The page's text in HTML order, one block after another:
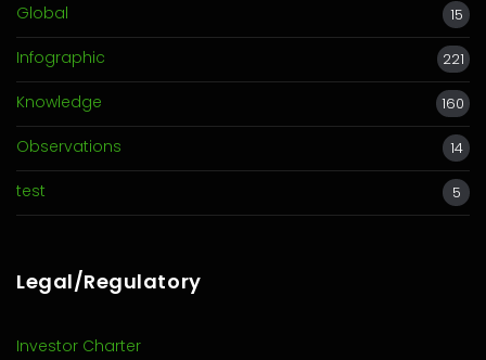
Global 15
Infographic 221
Knowledge 160
Observations 14
test 5
Legal/Regulatory
Investor Charter